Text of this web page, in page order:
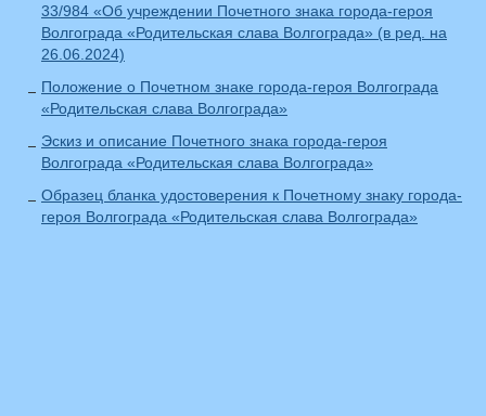
33/984 «Об учреждении Почетного знака города-героя
Волгограда «Родительская слава Волгограда» (в ред. на
26.06.2024)
Положение о Почетном знаке города-героя Волгограда
«Родительская слава Волгограда»
Эскиз и описание Почетного знака города-героя
Волгограда «Родительская слава Волгограда»
Образец бланка удостоверения к Почетному знаку города-
героя Волгограда «Родительская слава Волгограда»